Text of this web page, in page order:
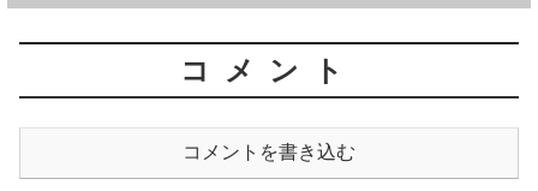
コメント
コメントを書き込む